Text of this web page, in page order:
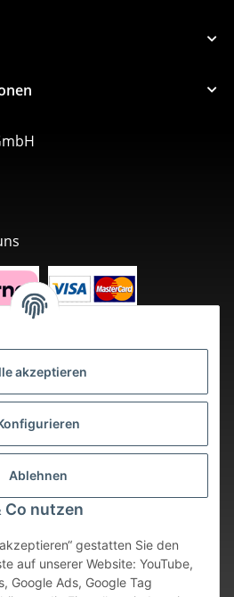
akzeptieren
Ablehnen
Co nutzen
gestatten Sie den
auf unserer Website: YouTube,
Google Ads, Google Tag
widerrufen